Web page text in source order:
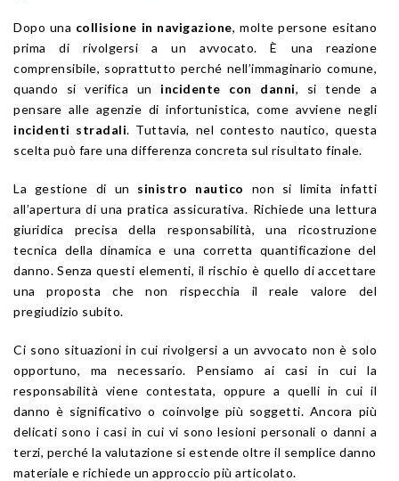
Dopo una collisione in navigazione, molte persone esitano
prima di rivolgersi a un avvocato. È una reazione
comprensibile, soprattutto perché nell’immaginario comune,
quando si verifica un incidente con danni, si tende a
pensare alle agenzie di infortunistica, come avviene negli
incidenti stradali. Tuttavia, nel contesto nautico, questa
scelta può fare una differenza concreta sul risultato finale.
La gestione di un sinistro nautico non si limita infatti
all’apertura di una pratica assicurativa. Richiede una lettura
giuridica precisa della responsabilità, una ricostruzione
tecnica della dinamica e una corretta quantificazione del
danno. Senza questi elementi, il rischio è quello di accettare
una proposta che non rispecchia il reale valore del
pregiudizio subito.
Ci sono situazioni in cui rivolgersi a un avvocato non è solo
opportuno, ma necessario. Pensiamo ai casi in cui la
responsabilità viene contestata, oppure a quelli in cui il
danno è significativo o coinvolge più soggetti. Ancora più
delicati sono i casi in cui vi sono lesioni personali o danni a
terzi, perché la valutazione si estende oltre il semplice danno
materiale e richiede un approccio più articolato.